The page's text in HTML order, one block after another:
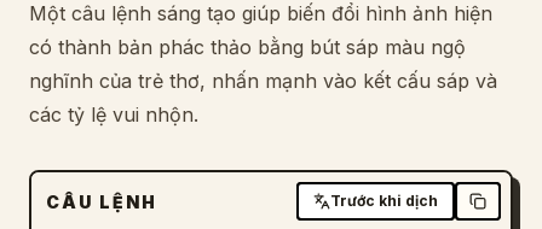
Lời nhắc
Giá cả
Tải xuống
Một câu lệnh sáng tạo giúp biến đổi hình ảnh hiện
có thành bản phác thảo bằng bút sáp màu ngộ
nghĩnh của trẻ thơ, nhấn mạnh vào kết cấu sáp và
các tỷ lệ vui nhộn.
CÂU LỆNH Trước khi dịch